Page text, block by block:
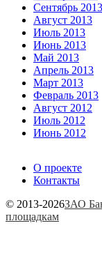
Сентябрь 2013
Август 2013
Июль 2013
Июнь 2013
Май 2013
Апрель 2013
Март 2013
Февраль 2013
Август 2012
Июль 2012
Июнь 2012
О проекте
Контакты
© 2013-2026ЗАО
площадкам